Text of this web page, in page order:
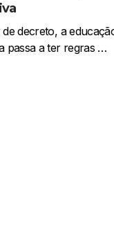
decreto, a
passa a ter regras …